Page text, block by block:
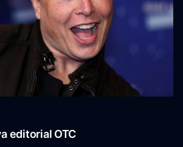
editorial OTC